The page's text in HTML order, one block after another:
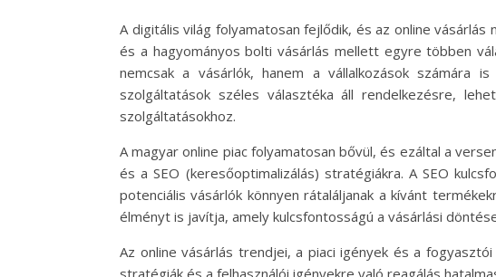
A digitális világ folyamatosan fejlődik, és az online
és a hagyományos bolti vásárlás mellett egyre többen
nemcsak a vásárlók, hanem a vállalkozások számára
szolgáltatások széles választéka áll rendelkezésre,
szolgáltatásokhoz.
A magyar online piac folyamatosan bővül, és ezáltal a
és a SEO (keresőoptimalizálás) stratégiákra. A SEO
potenciális vásárlók könnyen rátaláljanak a kívánt
élményt is javítja, amely kulcsfontosságú a vásárlási
Az online vásárlás trendjei, a piaci igények és a